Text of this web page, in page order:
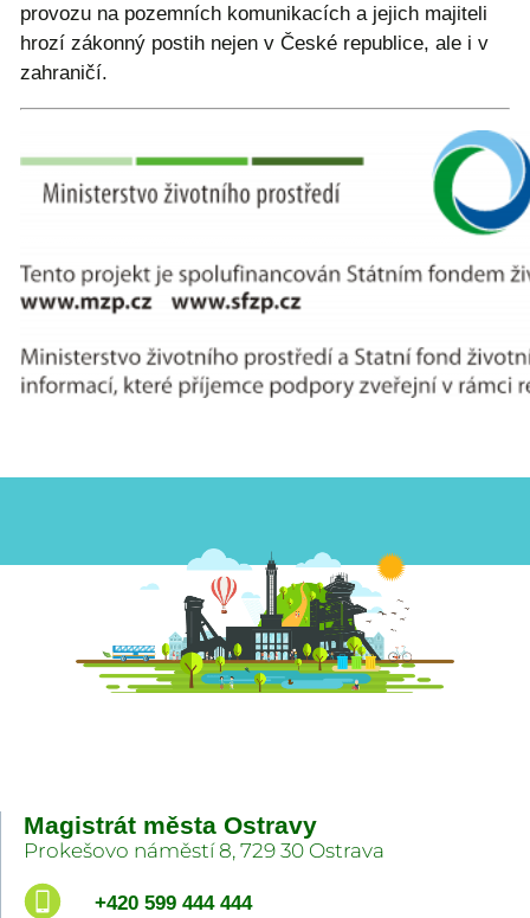
provozu na pozemních komunikacích a jejich majiteli
hrozí zákonný postih nejen v České republice, ale i v
zahraničí.
Magistrát města Ostravy
Prokešovo náměstí 8, 729 30 Ostrava
+420 599 444 444